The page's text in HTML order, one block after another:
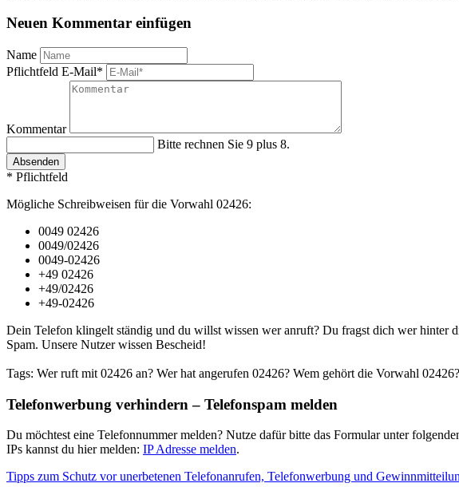
Neuen Kommentar einfügen
Name
Pflichtfeld E-Mail*
Kommentar
Bitte rechnen Sie 9 plus 8.
Absenden
* Pflichtfeld
Mögliche Schreibweisen für die Vorwahl 02426:
0049 02426
0049/02426
0049-02426
+49 02426
+49/02426
+49-02426
Dein Telefon klingelt ständig und du willst wissen wer anruft? Du fragst dich wer hinter
Spam. Unsere Nutzer wissen Bescheid!
Tags: Wer ruft mit 02426 an? Wer hat angerufen 02426? Wem gehört die Vorwahl
Telefonwerbung verhindern – Telefonspam melden
Du möchtest eine Telefonnummer melden? Nutze dafür bitte das Formular unter
IPs kannst du hier melden: IP Adresse melden.
Tipps zum Schutz vor unerbetenen Telefonanrufen, Telefonwerbung und